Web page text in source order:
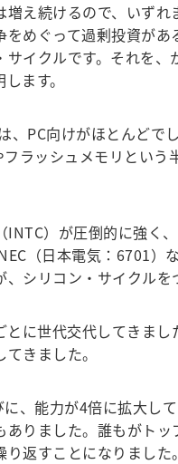
え続けるので、いず
めぐって過剰投資があ
イクルです。それを
ます。
PC向けがほとんどで
ラッシュメモリとい
）が圧倒的に強く
（日本電気：6701）
シリコン・サイクルを
に世代交代してきま
きました。
、能力が4倍に拡大し
ありました。誰もがト
返すことになりました。